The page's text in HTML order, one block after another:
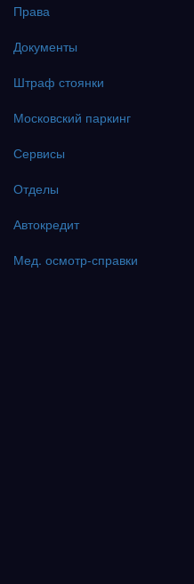
Права
Документы
Штраф стоянки
Московский паркинг
Сервисы
Отделы
Автокредит
Мед. осмотр-справки